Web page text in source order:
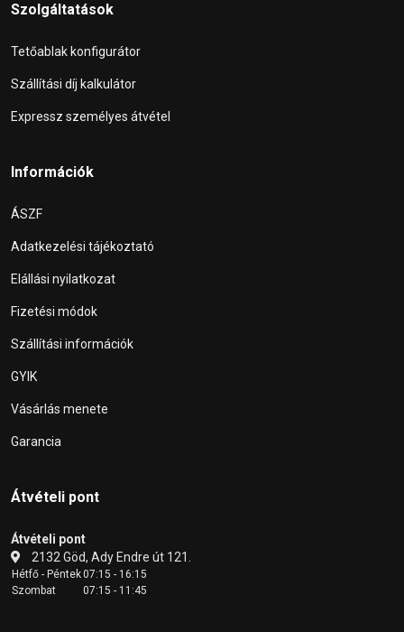
Szolgáltatások
Tetőablak konfigurátor
Szállítási díj kalkulátor
Expressz személyes átvétel
Információk
ÁSZF
Adatkezelési tájékoztató
Elállási nyilatkozat
Fizetési módok
Szállítási információk
GYIK
Vásárlás menete
Garancia
Átvételi pont
Átvételi pont
2132 Göd, Ady Endre út 121.
Hétfő - Péntek07:15 - 16:15
Szombat
07:15 - 11:45